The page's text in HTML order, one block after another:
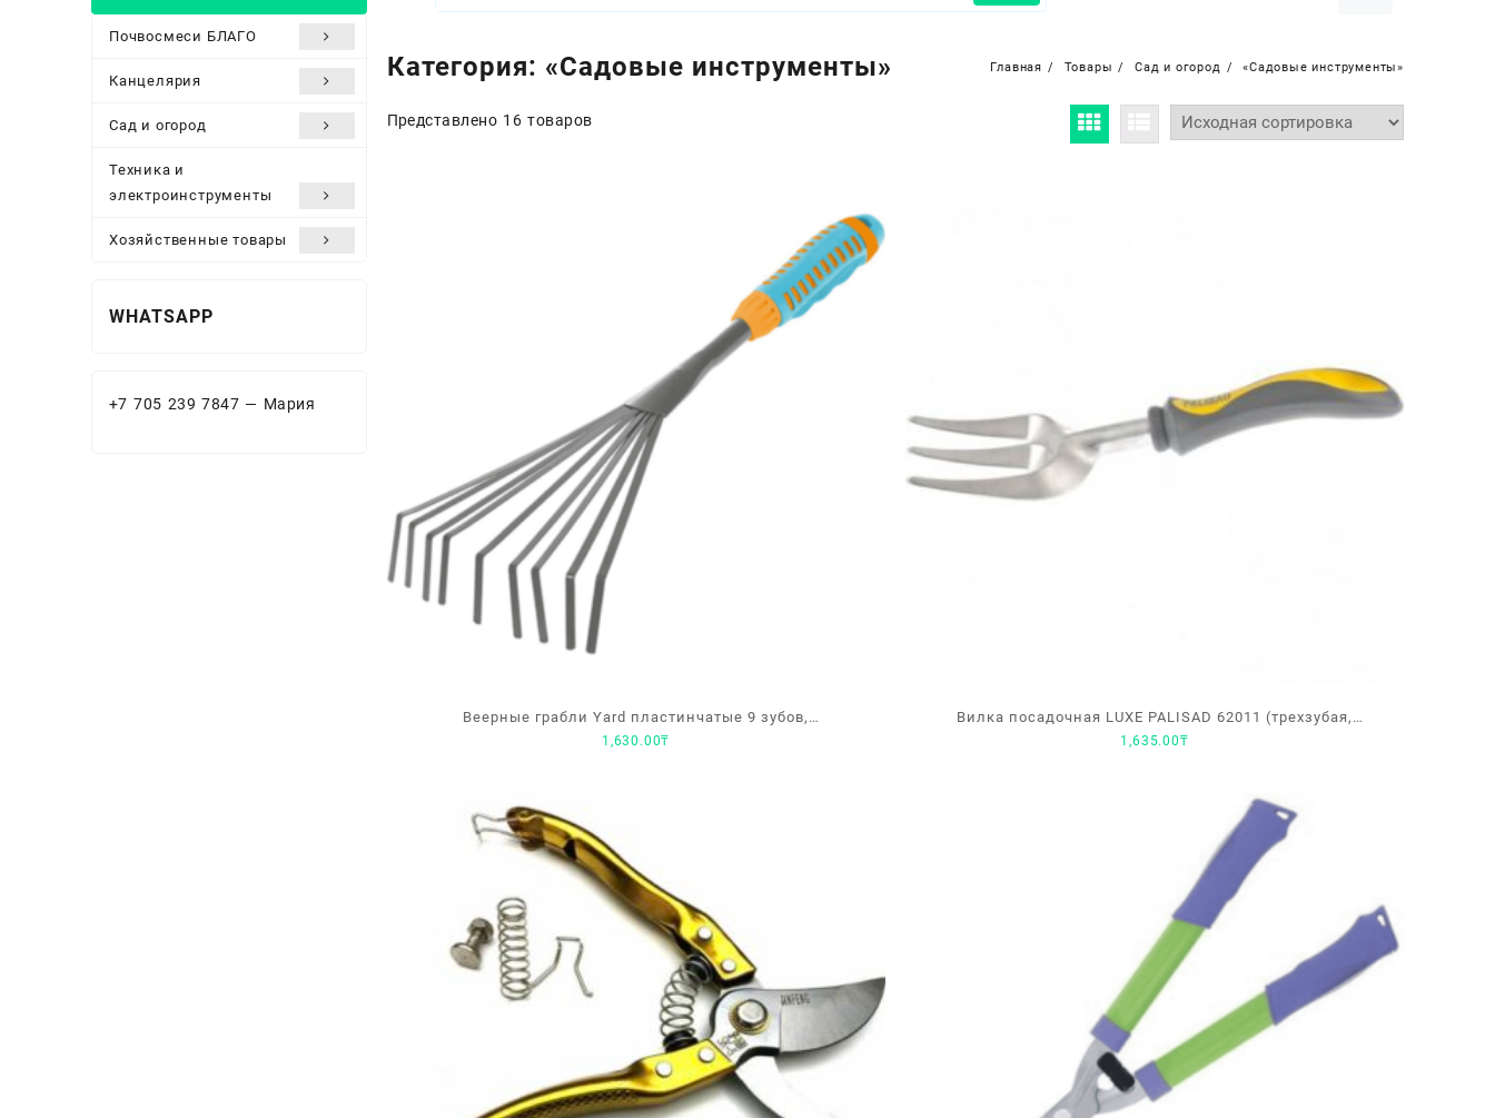
Почвосмеси БЛАГО
Канцелярия
Сад и огород
Техника и
электроинструменты
Хозяйственные товары
Категория: «Садовые инструменты» Главная Товары Сад и огород «Садовые инструменты»
Представлено 16 товаров
Веерные грабли Yard пластинчатые 9 зубов,
двухкомпонентная рукоятка, 405×120мм 66-1-607
1,630.00₸
Вилка посадочная LUXE PALISAD 62011 (трехзубая,
двухкомпонентная рукоятка)
1,635.00₸
WHATSAPP
+7 705 239 7847 — Мария